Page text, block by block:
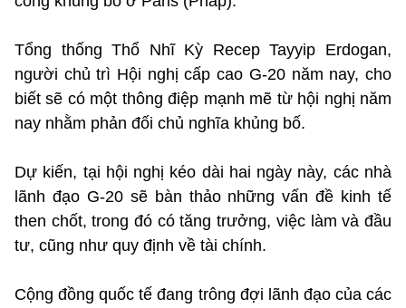
Tổng thống Thổ Nhĩ Kỳ Recep Tayyip Erdogan,
người chủ trì Hội nghị cấp cao G-20 năm nay, cho
biết sẽ có một thông điệp mạnh mẽ từ hội nghị năm
nay nhằm phản đối chủ nghĩa khủng bố.
Dự kiến, tại hội nghị kéo dài hai ngày này, các nhà
lãnh đạo G-20 sẽ bàn thảo những vấn đề kinh tế
then chốt, trong đó có tăng trưởng, việc làm và đầu
tư, cũng như quy định về tài chính.
Cộng đồng quốc tế đang trông đợi lãnh đạo của các